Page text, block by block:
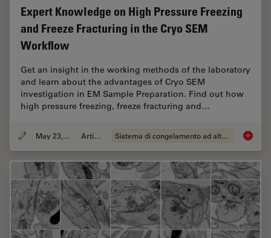
Expert Knowledge on High Pressure Freezing
and Freeze Fracturing in the Cryo SEM
Workflow
Get an insight in the working methods of the laboratory
and learn about the advantages of Cryo SEM
investigation in EM Sample Preparation. Find out how
high pressure freezing, freeze fracturing and…
May 23, 2019 Articolo Sistema di congelamento ad alta pressione Expert